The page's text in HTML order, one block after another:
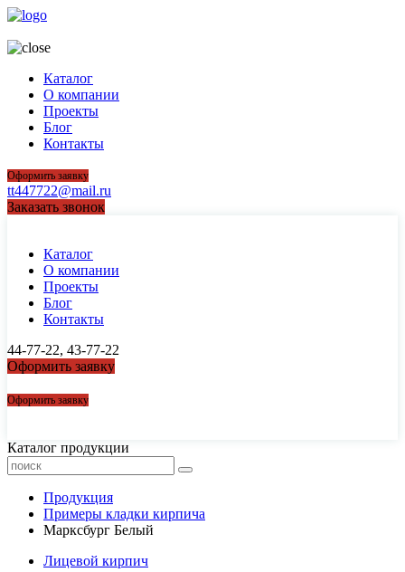
Каталог
О компании
Проекты
Блог
Контакты
Оформить заявку
tt447722@mail.ru
Заказать звонок
Каталог
О компании
Проекты
Блог
Контакты
44-77-22, 43-77-22
Оформить заявку
Оформить заявку
Каталог продукции
Продукция
Примеры кладки кирпича
Марксбург Белый
Лицевой кирпич